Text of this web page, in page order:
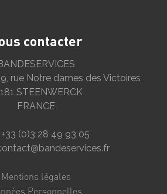
contacter
rue Notre dames des Victoires
STEENWERCK
FRANCE
+33 (0)3 28 49 93 05
Mentions légales
Personnelles